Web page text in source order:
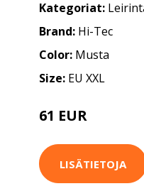
Kategoriat:
Brand: Hi-Tec
Color: Musta
Size: EU XXL
61 EUR
LISÄTIETOJA